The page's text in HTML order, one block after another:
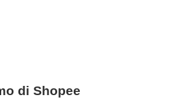
di Shopee